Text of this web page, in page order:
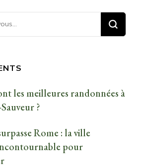
les meilleures randonnées à
?
Rome : la ville
pour